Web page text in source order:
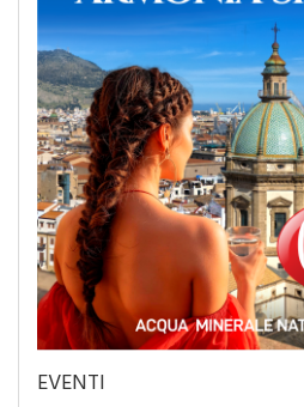
EVENTI